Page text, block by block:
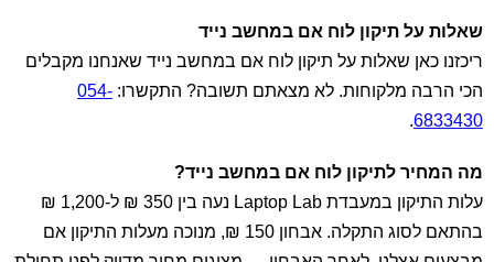
שאלות על תיקון לוח אם במחשב נייד
ריכזנו כאן שאלות על תיקון לוח אם במחשב נייד שאנחנו מקבלים
הכי הרבה מלקוחות. לא מצאתם תשובה? התקשרו: 054-
6833430
.
מה המחיר לתיקון לוח אם במחשב נייד?
עלות התיקון במעבדת Laptop Lab נעה בין 350 ₪ ל-1,200 ₪
בהתאם לסוג התקלה. אבחון 150 ₪, מנוכה מעלות התיקון אם